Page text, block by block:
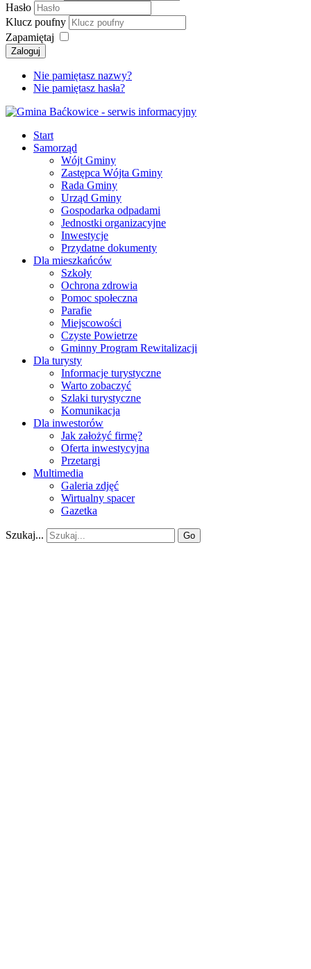
Hasło
Klucz poufny
Zapamiętaj
Zaloguj
Nie pamiętasz nazwy?
Nie pamiętasz hasła?
Start
Samorząd
Wójt Gminy
Zastępca Wójta Gminy
Rada Gminy
Urząd Gminy
Gospodarka odpadami
Jednostki organizacyjne
Inwestycje
Przydatne dokumenty
Dla mieszkańców
Szkoły
Ochrona zdrowia
Pomoc społeczna
Parafie
Miejscowości
Czyste Powietrze
Gminny Program Rewitalizacji
Dla turysty
Informacje turystyczne
Warto zobaczyć
Szlaki turystyczne
Komunikacja
Dla inwestorów
Jak założyć firmę?
Oferta inwestycyjna
Przetargi
Multimedia
Galeria zdjęć
Wirtualny spacer
Gazetka
Szukaj... Go